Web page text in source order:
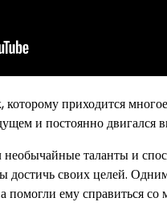
которому приходится
и постоянно двигался
таланты и
достичь своих целей.
помогли ему справиться